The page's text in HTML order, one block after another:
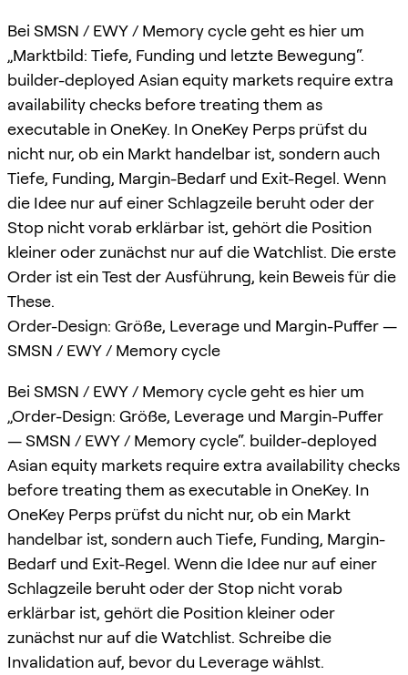
Bei SMSN / EWY / Memory cycle geht es hier um
„Marktbild: Tiefe, Funding und letzte Bewegung“.
builder-deployed Asian equity markets require extra
availability checks before treating them as
executable in OneKey. In OneKey Perps prüfst du
nicht nur, ob ein Markt handelbar ist, sondern auch
Tiefe, Funding, Margin-Bedarf und Exit-Regel. Wenn
die Idee nur auf einer Schlagzeile beruht oder der
Stop nicht vorab erklärbar ist, gehört die Position
kleiner oder zunächst nur auf die Watchlist. Die erste
Order ist ein Test der Ausführung, kein Beweis für die
These.
Order-Design: Größe, Leverage und Margin-Puffer —
SMSN / EWY / Memory cycle
Bei SMSN / EWY / Memory cycle geht es hier um
„Order-Design: Größe, Leverage und Margin-Puffer
— SMSN / EWY / Memory cycle“. builder-deployed
Asian equity markets require extra availability checks
before treating them as executable in OneKey. In
OneKey Perps prüfst du nicht nur, ob ein Markt
handelbar ist, sondern auch Tiefe, Funding, Margin-
Bedarf und Exit-Regel. Wenn die Idee nur auf einer
Schlagzeile beruht oder der Stop nicht vorab
erklärbar ist, gehört die Position kleiner oder
zunächst nur auf die Watchlist. Schreibe die
Invalidation auf, bevor du Leverage wählst.